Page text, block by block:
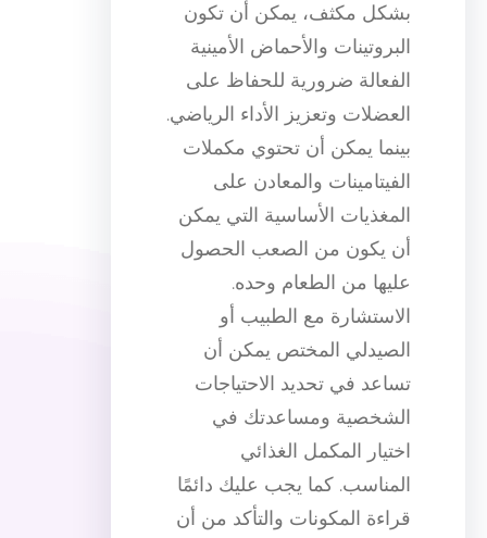
بشكل مكثف، يمكن أن تكون
البروتينات والأحماض الأمينية
الفعالة ضرورية للحفاظ على
العضلات وتعزيز الأداء الرياضي.
بينما يمكن أن تحتوي مكملات
الفيتامينات والمعادن على
المغذيات الأساسية التي يمكن
أن يكون من الصعب الحصول
عليها من الطعام وحده.
الاستشارة مع الطبيب أو
الصيدلي المختص يمكن أن
تساعد في تحديد الاحتياجات
الشخصية ومساعدتك في
اختيار المكمل الغذائي
المناسب. كما يجب عليك دائمًا
قراءة المكونات والتأكد من أن